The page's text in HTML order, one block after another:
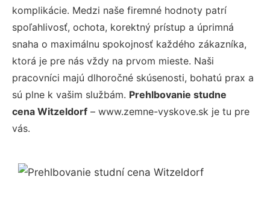
komplikácie. Medzi naše firemné hodnoty patrí
spoľahlivosť, ochota, korektný prístup a úprimná
snaha o maximálnu spokojnosť každého zákazníka,
ktorá je pre nás vždy na prvom mieste. Naši
pracovníci majú dlhoročné skúsenosti, bohatú prax a
sú plne k vašim službám. Prehlbovanie studne
cena Witzeldorf – www.zemne-vyskove.sk je tu pre
vás.